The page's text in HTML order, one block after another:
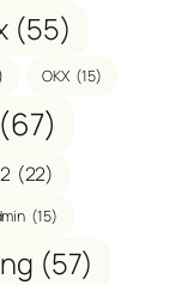
(55)
OKX (15)
(67)
(22)
(15)
(57)